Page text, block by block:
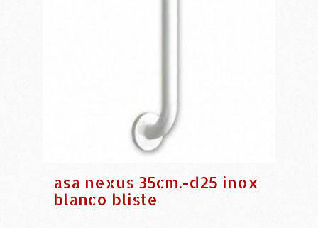
asa nexus 35cm.-d25 inox
blanco bliste